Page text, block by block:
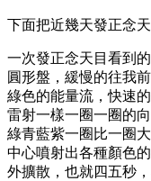
下面把近幾天發正念
一次發正念天目看到
圓形盤，緩慢的往我
綠色的能量流，快速
雷射一樣一圈一圈的
綠青藍紫一圈比一圈
中心噴射出各種顏色
外擴散，也就四五秒